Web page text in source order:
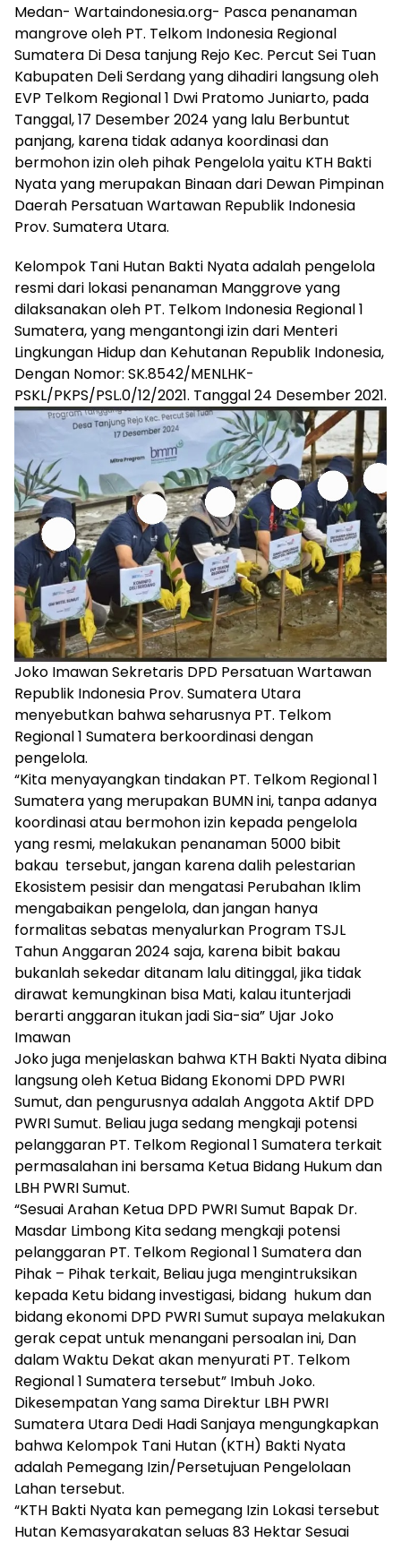
Medan- Wartaindonesia.org- Pasca penanaman
mangrove oleh PT. Telkom Indonesia Regional
Sumatera Di Desa tanjung Rejo Kec. Percut Sei Tuan
Kabupaten Deli Serdang yang dihadiri langsung oleh
EVP Telkom Regional 1 Dwi Pratomo Juniarto, pada
Tanggal, 17 Desember 2024 yang lalu Berbuntut
panjang, karena tidak adanya koordinasi dan
bermohon izin oleh pihak Pengelola yaitu KTH Bakti
Nyata yang merupakan Binaan dari Dewan Pimpinan
Daerah Persatuan Wartawan Republik Indonesia
Prov. Sumatera Utara.
Kelompok Tani Hutan Bakti Nyata adalah pengelola
resmi dari lokasi penanaman Manggrove yang
dilaksanakan oleh PT. Telkom Indonesia Regional 1
Sumatera, yang mengantongi izin dari Menteri
Lingkungan Hidup dan Kehutanan Republik Indonesia,
Dengan Nomor: SK.8542/MENLHK-
PSKL/PKPS/PSL.0/12/2021. Tanggal 24 Desember 2021.
Joko Imawan Sekretaris DPD Persatuan Wartawan
Republik Indonesia Prov. Sumatera Utara
menyebutkan bahwa seharusnya PT. Telkom
Regional 1 Sumatera berkoordinasi dengan
pengelola.
“Kita menyayangkan tindakan PT. Telkom Regional 1
Sumatera yang merupakan BUMN ini, tanpa adanya
koordinasi atau bermohon izin kepada pengelola
yang resmi, melakukan penanaman 5000 bibit
bakau tersebut, jangan karena dalih pelestarian
Ekosistem pesisir dan mengatasi Perubahan Iklim
mengabaikan pengelola, dan jangan hanya
formalitas sebatas menyalurkan Program TSJL
Tahun Anggaran 2024 saja, karena bibit bakau
bukanlah sekedar ditanam lalu ditinggal, jika tidak
dirawat kemungkinan bisa Mati, kalau itunterjadi
berarti anggaran itukan jadi Sia-sia” Ujar Joko
Imawan
Joko juga menjelaskan bahwa KTH Bakti Nyata dibina
langsung oleh Ketua Bidang Ekonomi DPD PWRI
Sumut, dan pengurusnya adalah Anggota Aktif DPD
PWRI Sumut. Beliau juga sedang mengkaji potensi
pelanggaran PT. Telkom Regional 1 Sumatera terkait
permasalahan ini bersama Ketua Bidang Hukum dan
LBH PWRI Sumut.
“Sesuai Arahan Ketua DPD PWRI Sumut Bapak Dr.
Masdar Limbong Kita sedang mengkaji potensi
pelanggaran PT. Telkom Regional 1 Sumatera dan
Pihak – Pihak terkait, Beliau juga mengintruksikan
kepada Ketu bidang investigasi, bidang hukum dan
bidang ekonomi DPD PWRI Sumut supaya melakukan
gerak cepat untuk menangani persoalan ini, Dan
dalam Waktu Dekat akan menyurati PT. Telkom
Regional 1 Sumatera tersebut” Imbuh Joko.
Dikesempatan Yang sama Direktur LBH PWRI
Sumatera Utara Dedi Hadi Sanjaya mengungkapkan
bahwa Kelompok Tani Hutan (KTH) Bakti Nyata
adalah Pemegang Izin/Persetujuan Pengelolaan
Lahan tersebut.
“KTH Bakti Nyata kan pemegang Izin Lokasi tersebut
Hutan Kemasyarakatan seluas 83 Hektar Sesuai